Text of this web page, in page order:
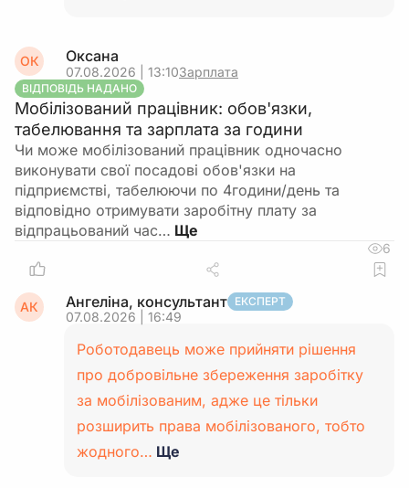
ОК Оксана
07.08.2026 | 13:10Зарплата
ВІДПОВІДЬ НАДАНО
Мобілізований працівник: обов'язки,
табелювання та зарплата за години
Чи може мобілізований працівник одночасно
виконувати свої посадові обов'язки на
підприємстві, табелюючи по 4години/день та
відповідно отримувати заробітну плату за
відпрацьований час…
6
АК Ангеліна, консультант ЕКСПЕРТ
07.08.2026 | 16:49
Роботодавець може прийняти рішення
про добровільне збереження заробітку
за мобілізованим, адже це тільки
розширить права мобілізованого, тобто
жодного… Ще